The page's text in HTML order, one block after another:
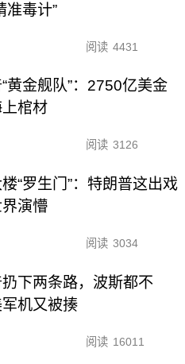
准毒计”
阅读 4431
黄金舰队”：2750亿美金
棺材
阅读 3126
“罗生门”：特朗普这出戏
演懵
阅读 3034
下两条路，波斯都不
机又被揍
阅读 16011